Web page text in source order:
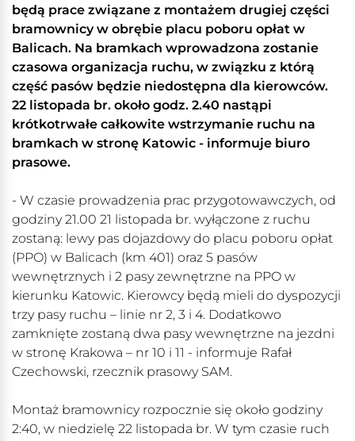
będą prace związane z montażem drugiej części
bramownicy w obrębie placu poboru opłat w
Balicach. Na bramkach wprowadzona zostanie
czasowa organizacja ruchu, w związku z którą
część pasów będzie niedostępna dla kierowców.
22 listopada br. około godz. 2.40 nastąpi
krótkotrwałe całkowite wstrzymanie ruchu na
bramkach w stronę Katowic - informuje biuro
prasowe.
- W czasie prowadzenia prac przygotowawczych, od
godziny 21.00 21 listopada br. wyłączone z ruchu
zostaną: lewy pas dojazdowy do placu poboru opłat
(PPO) w Balicach (km 401) oraz 5 pasów
wewnętrznych i 2 pasy zewnętrzne na PPO w
kierunku Katowic. Kierowcy będą mieli do dyspozycji
trzy pasy ruchu – linie nr 2, 3 i 4. Dodatkowo
zamknięte zostaną dwa pasy wewnętrzne na jezdni
w stronę Krakowa – nr 10 i 11 - informuje Rafał
Czechowski, rzecznik prasowy SAM.
Montaż bramownicy rozpocznie się około godziny
2:40, w niedzielę 22 listopada br. W tym czasie ruch